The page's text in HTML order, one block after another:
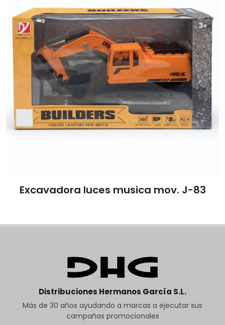
Excavadora luces musica mov. J-83
Distribuciones Hermanos García S.L.
Más de 30 años ayudando a marcas a ejecutar sus
campañas promocionales